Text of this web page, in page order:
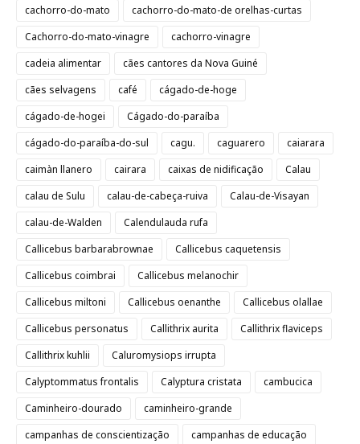
cachorro-do-mato
cachorro-do-mato-de orelhas-curtas
Cachorro-do-mato-vinagre
cachorro-vinagre
cadeia alimentar
cães cantores da Nova Guiné
cães selvagens
café
cágado-de-hoge
cágado-de-hogei
Cágado-do-paraíba
cágado-do-paraíba-do-sul
cagu. caguarero
caiarara
caimàn llanero
cairara caixas de nidificação
Calau
calau de Sulu
calau-de-cabeça-ruiva
Calau-de-Visayan
calau-de-Walden
Calendulauda rufa
Callicebus barbarabrownae
Callicebus caquetensis
Callicebus coimbrai
Callicebus melanochir
Callicebus miltoni
Callicebus oenanthe
Callicebus olallae
Callicebus personatus
Callithrix aurita
Callithrix flaviceps
Callithrix kuhlii
Caluromysiops irrupta
Calyptommatus frontalis
Calyptura cristata
cambucica
Caminheiro-dourado
caminheiro-grande
campanhas de conscientização
campanhas de educação